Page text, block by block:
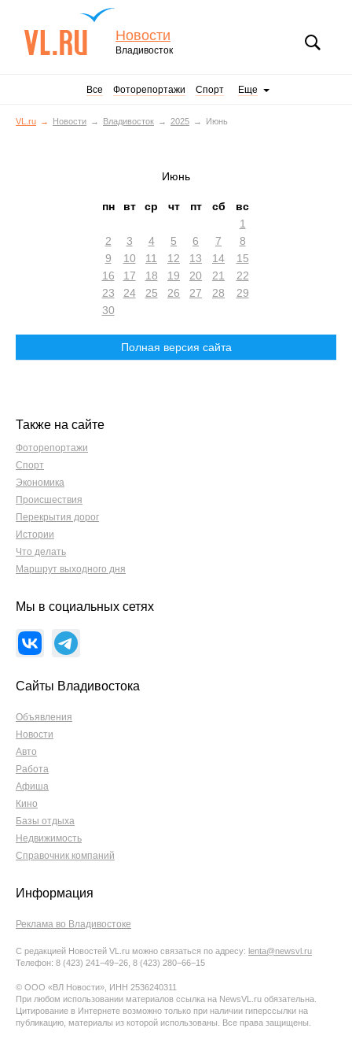
Новости
Владивосток
Все Фоторепортажи Спорт Еще
VL.ru Новости Владивосток 2025 Июнь
Июнь
пн вт ср чт пт сб
вс
1
2
3 4 5 6 7
8
9
10 11 12 13 14
15
16
17 18 19 20 21
22
23
24 25 26 27 28
29
30
Полная версия сайта
Также на сайте
Фоторепортажи
Спорт
Экономика
Происшествия
Перекрытия дорог
Истории
Что делать
Маршрут выходного дня
Мы в социальных сетях
Сайты Владивостока
Объявления
Новости
Авто
Работа
Афиша
Кино
Базы отдыха
Недвижимость
Справочник компаний
Информация
Реклама во Владивостоке
С редакцией Новостей VL.ru можно связаться по адресу: lenta@newsvl.ru
Телефон: 8 (423) 241−49−26, 8 (423) 280−66−15
© ООО «ВЛ Новости», ИНН 2536240311
При любом использовании материалов ссылка на NewsVL.ru обязательна.
Цитирование в Интернете возможно только при наличии гиперссылки на
публикацию, материалы из которой использованы. Все права защищены.